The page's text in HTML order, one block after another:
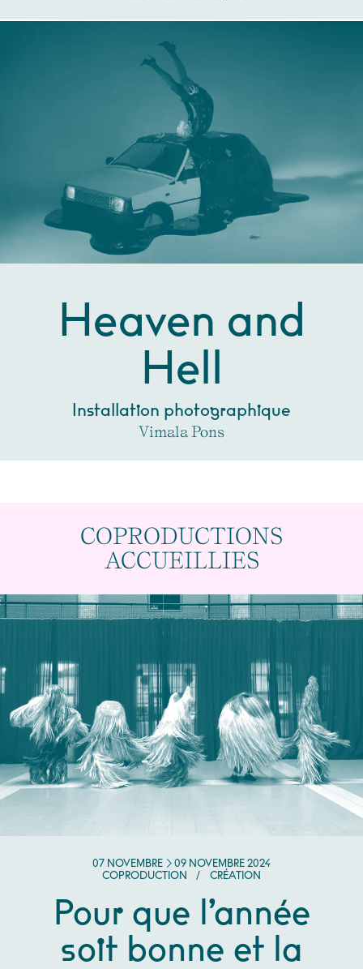
Heaven and
Hell
Installation photographique
Vimala Pons
COPRODUCTIONS
ACCUEILLIES
DU
07 NOVEMBRE
NOVEMBRE AU
09 NOVEMBRE
NOVEMBRE 2024
COPRODUCTION
/ CRÉATION
Pour que l’année
soit bonne et la